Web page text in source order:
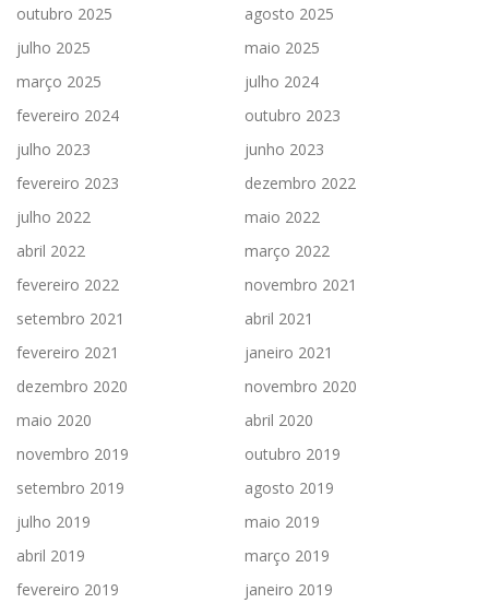
outubro 2025
agosto 2025
julho 2025
maio 2025
março 2025
julho 2024
fevereiro 2024
outubro 2023
julho 2023
junho 2023
fevereiro 2023
dezembro 2022
julho 2022
maio 2022
abril 2022
março 2022
fevereiro 2022
novembro 2021
setembro 2021
abril 2021
fevereiro 2021
janeiro 2021
dezembro 2020
novembro 2020
maio 2020
abril 2020
novembro 2019
outubro 2019
setembro 2019
agosto 2019
julho 2019
maio 2019
abril 2019
março 2019
fevereiro 2019
janeiro 2019